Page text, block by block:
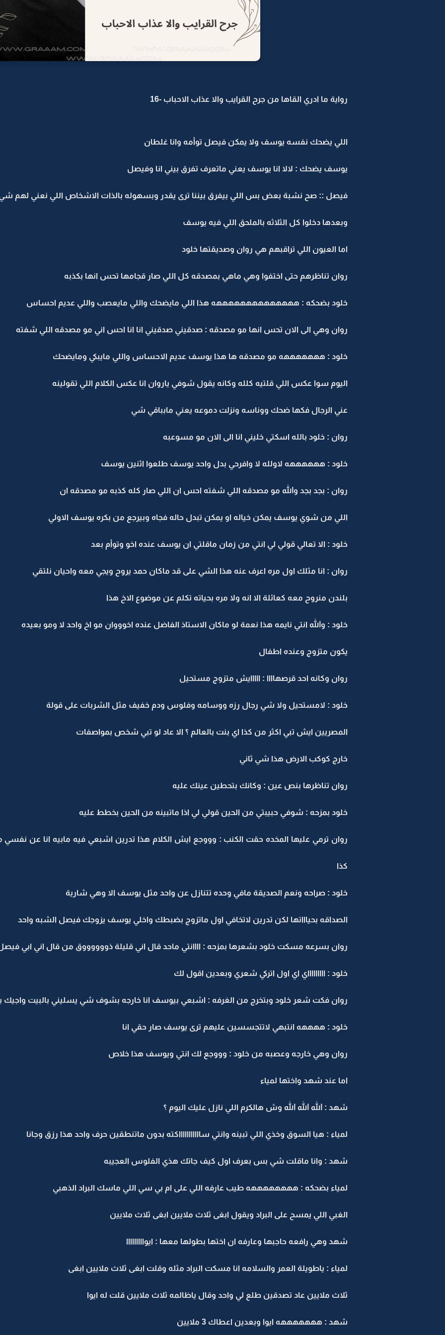
رواية ما ادري القاها من جرح القرايب والا عذاب الاحباب -16
اللي يضحك نفسه يوسف ولا يمكن فيصل توأمه وانا غلطان
يوسف يضحك : لالا انا يوسف يعني ماتعرف تفرق بيني انا وفيصل
فيصل :: صح نشبة بعض بس اللي بيفرق بيننا ترى يقدر وبسهوله بالذات الاشخاص اللي نعني لهم
وبعدها دخلوا كل الثلاثه بالملحق اللي فيه يوسف
اما العيون اللي تراقبهم هي روان وصديقتها خلود
روان تناظرهم حتى اختفوا وهي ماهي بمصدقه كل اللي صار قجامها تحس انها بكذبه
خلود بضحكه : ههههههههههههههه هذا اللي مايضحك واللي مايعصب واللي عديم احساس
روان وهي الى الان تحس انها مو مصدقه : صدقيني صدقيني انا انا احس اني مو مصدقه اللي شفته
خلود : هههههههه مو مصدقه ها هذا يوسف عديم الاحساس واللي مايبكي ومايضحك
اليوم سوا عكس اللي قلتيه كلله وكانه يقول شوفي ياروان انا عكس الكلام اللي تقولينه
عني الرجال فكها ضحك ووناسه ونزلت دموعه يعني مابباقي شي
روان : خلود بالله اسكتي خليني انا الى الان مو مسوعبه
خلود : ههههههه لاولله لا وافرحي بدل واحد يوسف طلعوا اثنين يوسف
روان : بجد بجد والله مو مصدقه اللي شفته احس ان اللي صار كله كذبه مو مصدقه ان
اللي من شوي يوسف يمكن خياله او يمكن تبدل حاله فجاه وبيرجع من بكره يوسف الاولي
خلود : الا تعالي قولي لي انتي من زمان ماقلتي ان يوسف عنده اخو وتوأم بعد
روان : انا مثلك اول مره اعرف عنه هذا الشي على قد ماكان حمد يروح ويجي معه واحيان نلتقي
بلندن منروح معه كعائلة الا انه ولا مره بحياته تكلم عن موضوع الاخ هذا
خلود : والله انتي نايمه هذا نعمة لو ماكان الاستاذ الفاضل عنده اخوووان مو اخ واحد لا ومو بعيده
يكون متزوج وعنده اطفال
روان وكانه احد قرصهاااا : ااااايش متزوج مستحيل
خلود : لامستحيل ولا شي رجال رزه ووسامه وفلوس ودم خفيف مثل الشربات على قولة
المصريين ايش تبي اكثر من كذا اي بنت بالعالم ؟ الا عاد لو تبي شخص بمواصفات
خارج كوكب الارض هذا شي ثاني
روان تناظرها بنص عين : وكانك بتحطين عينك عليه
خلود بمزحه : شوفي حبيبتي من الحين قولي لي اذا ماتبينه من الحين بخطط عليه
روان ترمي عليها المخده حقت الكنب : وووجع ايش الكلام هذا تدرين اشبعي فيه مابيه انا عن
كذا
خلود : صراحه ونعم الصديقة مافي وحده تتنازل عن واحد مثل يوسف الا وهي شارية
الصداقه بحياااتها لكن تدرين لاتخافي اول ماتزوج بضبطك واخلي يوسف يزوجك فيصل الشبه واحد
روان بسرعه مسكت خلود بشعرها بمزحه : اااانتي ماحد قال اني قليلة ذووووووق من قال اني ابي
خلود : اااااااااي اي اول اتركي شعري وبعدين اقول لك
روان فكت شعر خلود وبتخرج من الغرفه : اشبعي بيوسف انا خارجه بشوف شي يسليني بالبيت
خلود : ههههه انتبهي لاتتجسسين عليهم ترى يوسف صار حقي انا
روان وهي خارجه وعصبه من خلود : وووجع لك انتي ويوسف هذا خلاص
اما عند شهد واختها لمياء
شهد : الله الله الله وش هالكرم اللي نازل عليك اليوم ؟
لمياء : هيا السوق وخذي اللي تبينه وانتي ساااااااااااكته بدون ماتنطقين حرف واحد هذا رزق وجانا
شهد : وانا ماقلت شي بس بعرف اول كيف جاتك هذي الفلوس العجيبه
لمياء بضحكه : ههههههههه طيب عارفه اللي على ام بي سي اللي ماسك البراد الذهبي
الغبي اللي يمسح على البراد ويقول ابغى ثلاث ملايين ابغى ثلاث ملايين
شهد وهي رافعه حاجبها وعارفه ان اختها بطولها معها : ايوااااااااا
لمياء : ياطويلة العمر والسلامه انا مسكت البراد مثله وقلت ابغى ثلاث ملايين ابغى
ثلاث ملايين عاد تصدقين طلع لي واحد وقال ياظالمه ثلاث ملايين قلت له ايوا
شهد : هههههههه ايوا وبعدين اعطاك 3 ملايين